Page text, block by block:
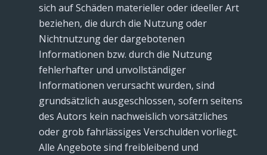
sich auf Schäden materieller oder ideeller Art
beziehen, die durch die Nutzung oder
Nichtnutzung der dargebotenen
Informationen bzw. durch die Nutzung
fehlerhafter und unvollständiger
Informationen verursacht wurden, sind
grundsätzlich ausgeschlossen, sofern seitens
des Autors kein nachweislich vorsätzliches
oder grob fahrlässiges Verschulden vorliegt.
Alle Angebote sind freibleibend und